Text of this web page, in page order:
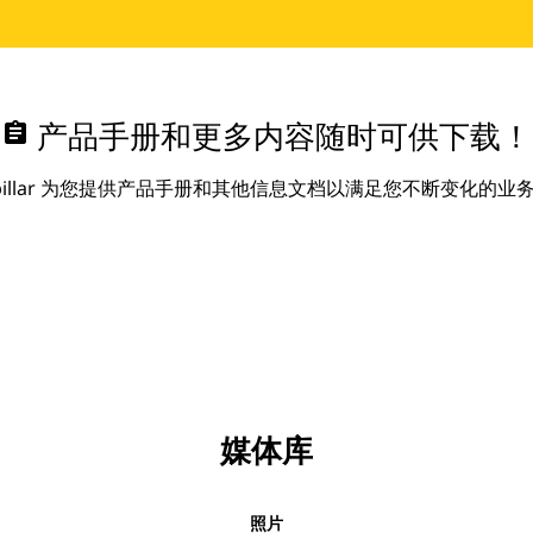
assignment 产品手册和更多内容随时可供下载！
为您提供产品手册和其他信息文档以满足您不断变化的业
媒体库
照片